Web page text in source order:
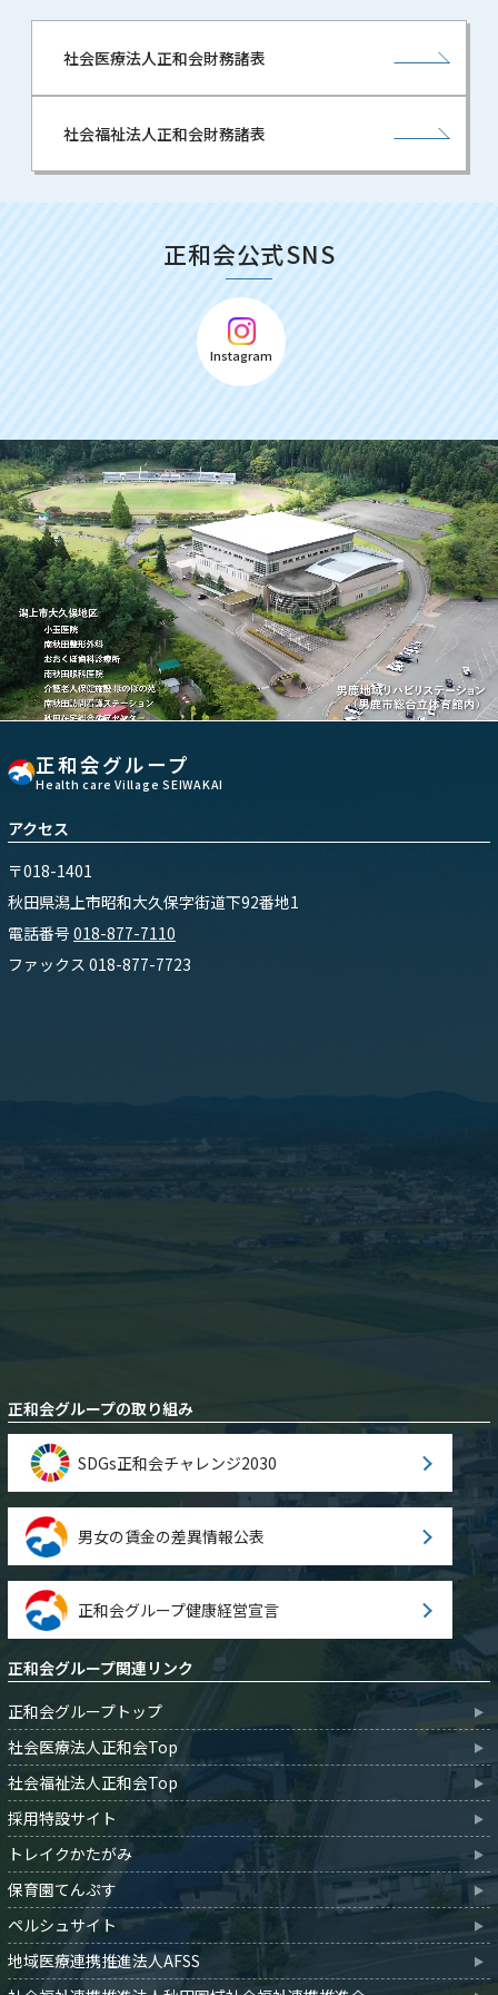
社会医療法人正和会財務諸表
社会福祉法人正和会財務諸表
正和会公式SNS
Instagram
正和会グループ
Health care Village SEIWAKAI
アクセス
〒018-1401
秋田県潟上市昭和大久保字街道下92番地1
電話番号 018-877-7110
ファックス 018-877-7723
正和会グループの取り組み
SDGs正和会チャレンジ2030
男女の賃金の差異情報公表
正和会グループ健康経営宣言
正和会グループ関連リンク
正和会グループトップ
社会医療法人正和会Top
社会福祉法人正和会Top
採用特設サイト
トレイクかたがみ
保育園てんぷす
ペルシュサイト
地域医療連携推進法人AFSS